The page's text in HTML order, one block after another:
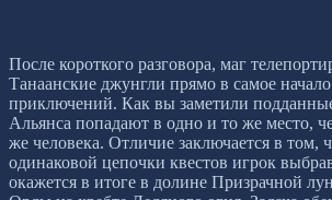
После короткого разговора, маг
Танаанские джунгли прямо в самое
приключений. Как вы заметили
Альянса попадают в одно и то же место,
же человека. Отличие заключается в том,
одинаковой цепочки квестов игрок
окажется в итоге в долине Призрачной